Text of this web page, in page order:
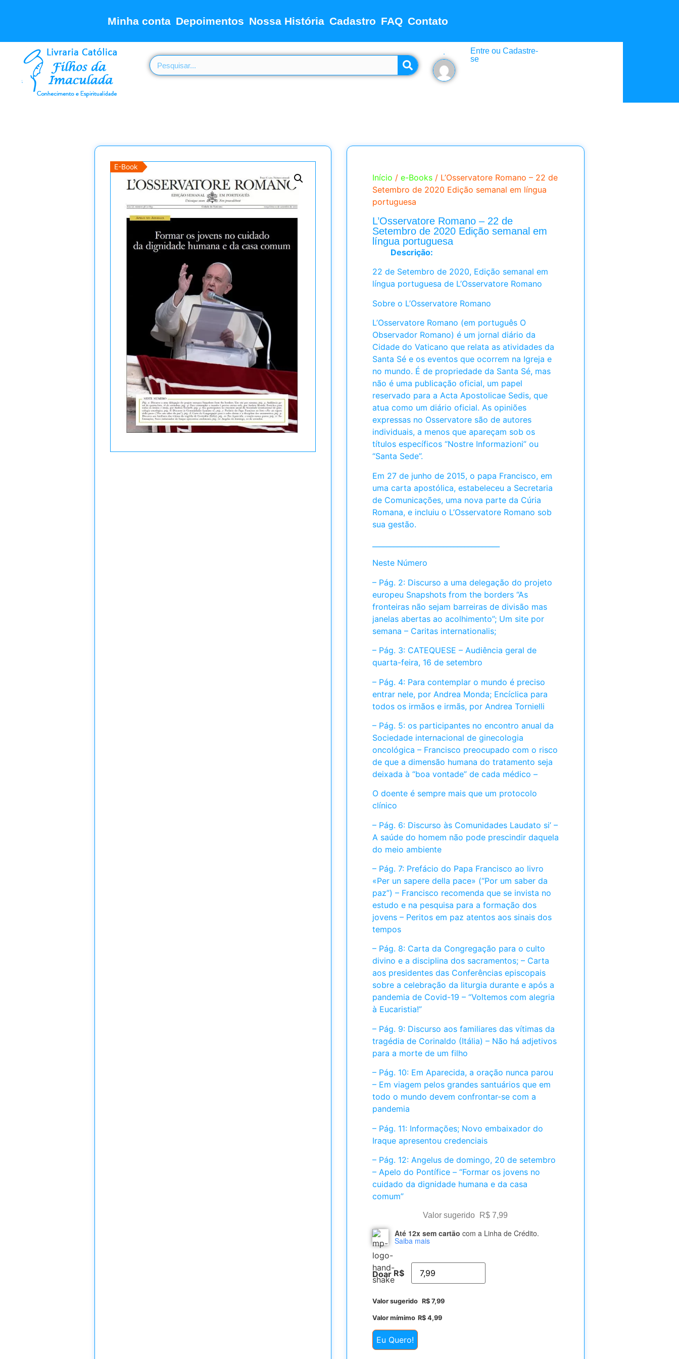
Minha conta Depoimentos Nossa História Cadastro FAQ Contato
Entre ou Cadastre-
se
E-Book
Início / e-Books/ L’Osservatore Romano – 22 de
Setembro de 2020 Edição semanal em língua
portuguesa
L’Osservatore Romano – 22 de
Setembro de 2020 Edição semanal em
língua portuguesa
Descrição:
22 de Setembro de 2020, Edição semanal em
língua portuguesa de L’Osservatore Romano
Sobre o L’Osservatore Romano
L’Osservatore Romano (em português O
Observador Romano) é um jornal diário da
Cidade do Vaticano que relata as atividades da
Santa Sé e os eventos que ocorrem na Igreja e
no mundo. É de propriedade da Santa Sé, mas
não é uma publicação oficial, um papel
reservado para a Acta Apostolicae Sedis, que
atua como um diário oficial. As opiniões
expressas no Osservatore são de autores
individuais, a menos que apareçam sob os
títulos específicos “Nostre Informazioni” ou
“Santa Sede”.
Em 27 de junho de 2015, o papa Francisco, em
uma carta apostólica, estabeleceu a Secretaria
de Comunicações, uma nova parte da Cúria
Romana, e incluiu o L’Osservatore Romano sob
sua gestão.
Neste Número
– Pág. 2: Discurso a uma delegação do projeto
europeu Snapshots from the borders “As
fronteiras não sejam barreiras de divisão mas
janelas abertas ao acolhimento”; Um site por
semana – Caritas internationalis;
– Pág. 3: CATEQUESE – Audiência geral de
quarta-feira, 16 de setembro
– Pág. 4: Para contemplar o mundo é preciso
entrar nele, por Andrea Monda; Encíclica para
todos os irmãos e irmãs, por Andrea Tornielli
– Pág. 5: os participantes no encontro anual da
Sociedade internacional de ginecologia
oncológica – Francisco preocupado com o risco
de que a dimensão humana do tratamento seja
deixada à “boa vontade” de cada médico –
O doente é sempre mais que um protocolo
clínico
– Pág. 6: Discurso às Comunidades Laudato si’ –
A saúde do homem não pode prescindir daquela
do meio ambiente
– Pág. 7: Prefácio do Papa Francisco ao livro
«Per un sapere della pace» (“Por um saber da
paz”) – Francisco recomenda que se invista no
estudo e na pesquisa para a formação dos
jovens – Peritos em paz atentos aos sinais dos
tempos
– Pág. 8: Carta da Congregação para o culto
divino e a disciplina dos sacramentos; – Carta
aos presidentes das Conferências episcopais
sobre a celebração da liturgia durante e após a
pandemia de Covid-19 – “Voltemos com alegria
à Eucaristia!”
– Pág. 9: Discurso aos familiares das vítimas da
tragédia de Corinaldo (Itália) – Não há adjetivos
para a morte de um filho
– Pág. 10: Em Aparecida, a oração nunca parou
– Em viagem pelos grandes santuários que em
todo o mundo devem confrontar-se com a
pandemia
– Pág. 11: Informações; Novo embaixador do
Iraque apresentou credenciais
– Pág. 12: Angelus de domingo, 20 de setembro
– Apelo do Pontífice – “Formar os jovens no
cuidado da dignidade humana e da casa
comum”
Valor sugerido R$ 7,99
Até 12x sem cartão com a Linha de Crédito.
Saiba mais
Doar R$
Valor sugerido R$7,99
Valor mímimo R$4,99
Eu Quero!